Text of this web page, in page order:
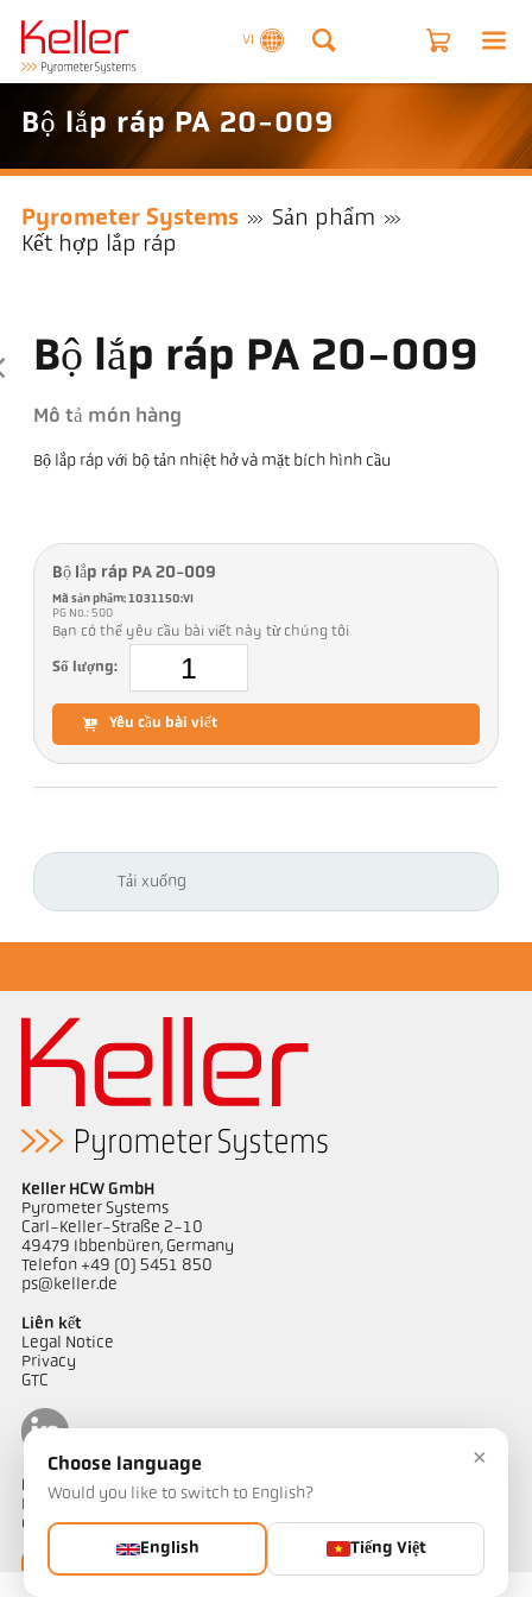
VI
Bộ lắp ráp PA 20-009
Pyrometer Systems
Sản phẩm
Kết hợp lắp ráp
Bộ lắp ráp PA 20-009
Mô tả món hàng
Bộ lắp ráp với bộ tản nhiệt hở và mặt bích hình cầu
Bộ lắp ráp PA 20-009
Mã sản phẩm: 1031150:VI
PG No.: 500
Bạn có thể yêu cầu bài viết này từ chúng tôi
Số lượng:
Yêu cầu bài viết
Tải xuống
Keller HCW GmbH
Pyrometer Systems
Carl-Keller-Straße 2-10
49479 Ibbenbüren, Germany
Telefon +49 (0) 5451 850
ps@keller.de
Liên kết
Legal Notice
Privacy
GTC
Liên hệ
Bạn có câu hỏi về các giải pháp đo nhiệt độ của chúng tôi? Đội ngũ
của chúng tôi sẵn sàng hỗ trợ bạn.
Liên hệ ngay
×
Choose language
Would you like to switch to English?
English Tiếng Việt